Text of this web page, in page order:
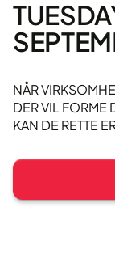
NÅR
DER VIL FORME
KAN DE RETTE